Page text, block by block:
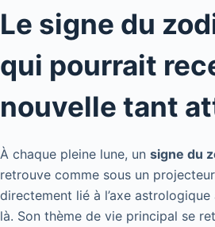
Le signe du
qui pourrait
nouvelle tant
À chaque pleine lune, un signe du
retrouve comme sous un
directement lié à l’axe
là. Son thème de vie principal se